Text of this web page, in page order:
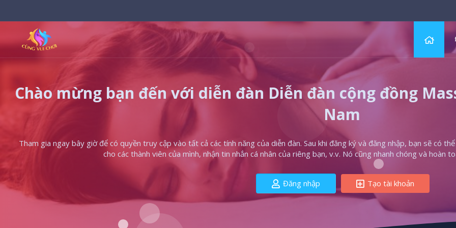
Chào mừng bạn đến với diễn đàn Diễn đàn cộng đồng
Nam
Tham gia ngay bây giờ để có quyền truy cập vào tất cả các tính năng của diễn đàn. Sau khi đăng ký và đăng nhập, bạn sẽ có
cho các thành viên của mình, nhận tin nhắn cá nhân của riêng bạn, v.v. Nó cũng nhanh chóng và hoàn
Đăng nhập Tạo tài khoản